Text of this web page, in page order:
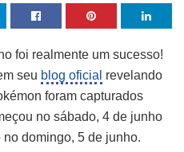
foi realmente um sucesso!
seu blog oficial revelando
foram capturados
no sábado, 4 de junho
domingo, 5 de junho.